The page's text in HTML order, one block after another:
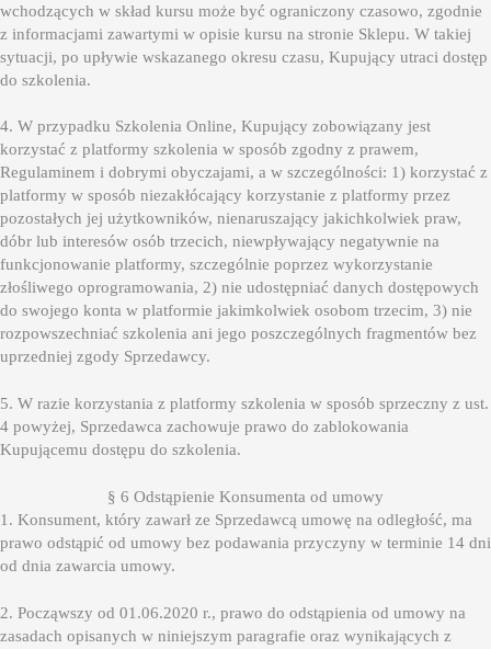
wchodzących w skład kursu może być ograniczony czasowo, zgodnie
z informacjami zawartymi w opisie kursu na stronie Sklepu. W takiej
sytuacji, po upływie wskazanego okresu czasu, Kupujący utraci dostęp
do szkolenia.
4. W przypadku Szkolenia Online, Kupujący zobowiązany jest
korzystać z platformy szkolenia w sposób zgodny z prawem,
Regulaminem i dobrymi obyczajami, a w szczególności: 1) korzystać z
platformy w sposób niezakłócający korzystanie z platformy przez
pozostałych jej użytkowników, nienaruszający jakichkolwiek praw,
dóbr lub interesów osób trzecich, niewpływający negatywnie na
funkcjonowanie platformy, szczególnie poprzez wykorzystanie
złośliwego oprogramowania, 2) nie udostępniać danych dostępowych
do swojego konta w platformie jakimkolwiek osobom trzecim, 3) nie
rozpowszechniać szkolenia ani jego poszczególnych fragmentów bez
uprzedniej zgody Sprzedawcy.
5. W razie korzystania z platformy szkolenia w sposób sprzeczny z ust.
4 powyżej, Sprzedawca zachowuje prawo do zablokowania
Kupującemu dostępu do szkolenia.
§ 6 Odstąpienie Konsumenta od umowy
1. Konsument, który zawarł ze Sprzedawcą umowę na odległość, ma
prawo odstąpić od umowy bez podawania przyczyny w terminie 14 dni
od dnia zawarcia umowy.
2. Począwszy od 01.06.2020 r., prawo do odstąpienia od umowy na
zasadach opisanych w niniejszym paragrafie oraz wynikających z